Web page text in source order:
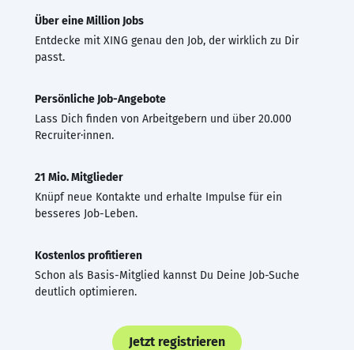
Über eine Million Jobs
Entdecke mit XING genau den Job, der wirklich zu Dir
passt.
Persönliche Job-Angebote
Lass Dich finden von Arbeitgebern und über 20.000
Recruiter·innen.
21 Mio. Mitglieder
Knüpf neue Kontakte und erhalte Impulse für ein
besseres Job-Leben.
Kostenlos profitieren
Schon als Basis-Mitglied kannst Du Deine Job-Suche
deutlich optimieren.
Jetzt registrieren